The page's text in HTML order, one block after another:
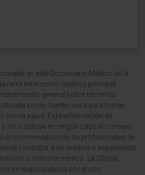
en este Diccionario Médico de la
tiene como objetivo principal
general sobre términos
como fuente única para tomar
con la salud. Esta información es
no sustituye en ningún caso el consejo,
o recomendaciones de profesionales de
consultar a un médico o especialista
o síntoma médico. La Clínica
se responsabiliza por el uso